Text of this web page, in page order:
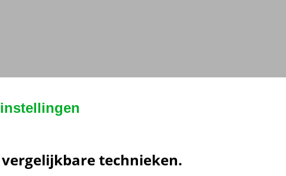
technieken.